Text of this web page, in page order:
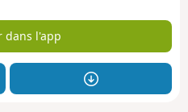
dans l'app